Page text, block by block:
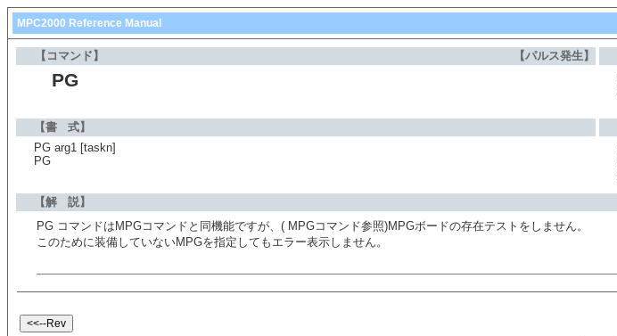
MPC2000 Reference Manual
【コマンド】 【パルス発生】
PG
【書 式】
PG arg1 [taskn]
PG
【解 説】
PG コマンドはMPGコマンドと同機能ですが、( MPGコマンド参照)MPGボードの存在テストをしません。
このために装備していないMPGを指定してもエラー表示しません。